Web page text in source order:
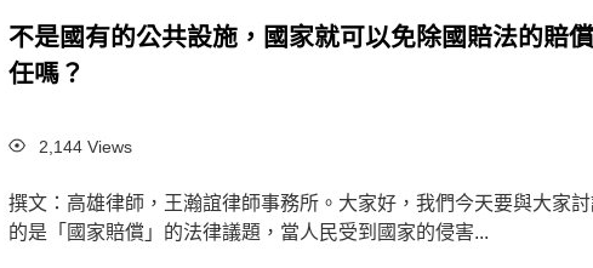
不是國有的公共設施，國家就可以免除國賠法的賠
任嗎？
Views2,144 Views
撰文：高雄律師，王瀚誼律師事務所。大家好，我們今天要與大家
的是「國家賠償」的法律議題，當人民受到國家的侵害...